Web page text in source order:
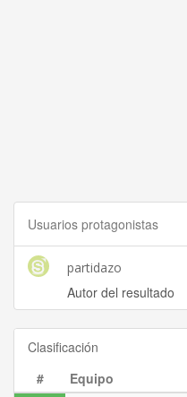
Usuarios protagonistas
partidazo
Autor del resultado
Clasificación
#
Equipo